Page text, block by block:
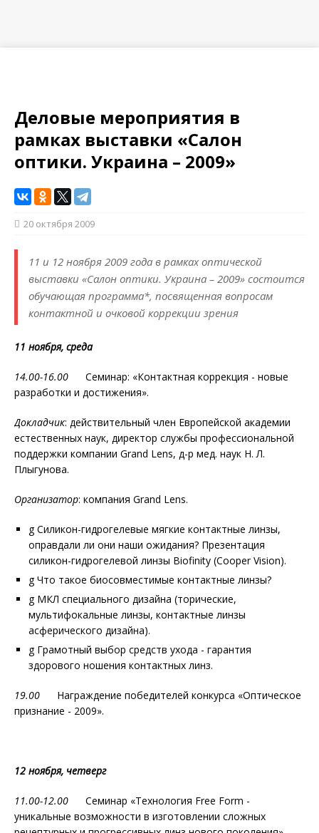
Деловые мероприятия в
рамках выставки «Салон
оптики. Украина – 2009»
20 октября 2009
11 и 12 ноября 2009 года в рамках оптической
выставки «Салон оптики. Украина – 2009» состоится
обучающая программа*, посвященная вопросам
контактной и очковой коррекции зрения
11 ноября, среда
14.00-16.00 Семинар: «Контактная коррекция - новые
разработки и достижения».
Докладчик: действительный член Европейской академии
естественных наук, директор службы профессиональной
поддержки компании Grand Lens, д-р мед. наук Н. Л.
Плыгунова.
Организатор: компания Grand Lens.
g Силикон-гидрогелевые мягкие контактные линзы,
оправдали ли они наши ожидания? Презентация
силикон-гидрогелевой линзы Biofinity (Cooper Vision).
g Что такое биосовместимые контактные линзы?
g МКЛ специального дизайна (торические,
мультифокальные линзы, контактные линзы
асферического дизайна).
g Грамотный выбор средств ухода - гарантия
здорового ношения контактных линз.
19.00 Награждение победителей конкурса «Оптическое
признание - 2009».
12 ноября, четверг
11.00-12.00 Семинар «Технология Free Form -
уникальные возможности в изготовлении сложных